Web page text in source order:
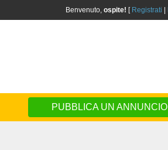
Benvenuto, ospite! [ Registrati
PUBBLICA UN ANNUNCIO